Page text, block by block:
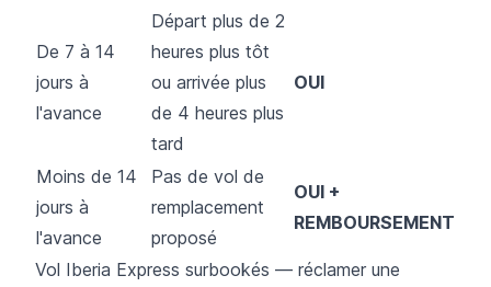
De 7 à 14
jours à
l'avance
Départ plus de 2
heures plus tôt
ou arrivée plus
de 4 heures plus
tard
OUI
Moins de 14
jours à
l'avance
Pas de vol de
remplacement
proposé
OUI +
REMBOURSEMENT
Vol Iberia Express surbookés — réclamer une